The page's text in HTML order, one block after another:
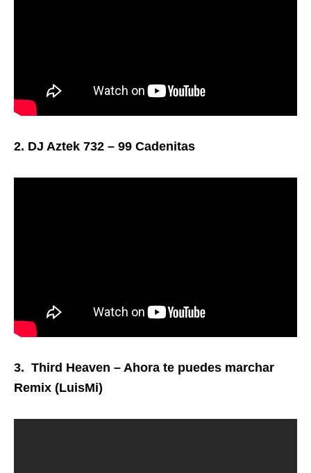
2. DJ Aztek 732 – 99 Cadenitas
3. Third Heaven – Ahora te puedes marchar
Remix (LuisMi)